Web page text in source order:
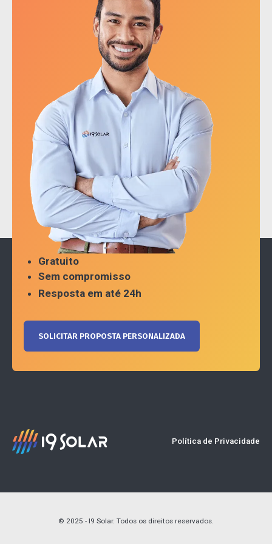
Gratuito
Sem compromisso
Resposta em até 24h
SOLICITAR PROPOSTA PERSONALIZADA
Política de Privacidade
© 2025 - I9 Solar. Todos os direitos reservados.